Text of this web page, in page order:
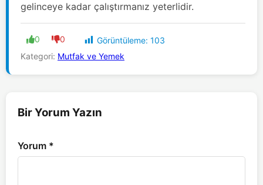
gelinceye kadar çalıştırmanız yeterlidir.
0 0 Görüntüleme: 103
Kategori: Mutfak ve Yemek
Bir Yorum Yazın
Yorum *